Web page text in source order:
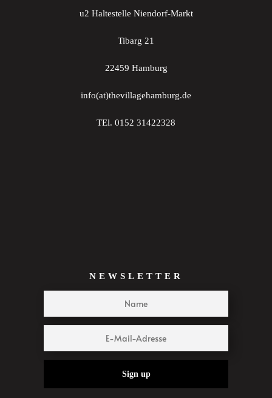
u2 Haltestelle Niendorf-Markt
Tibarg 21
22459 Hamburg
info(at)thevillagehamburg.de
TEl. 0152 31422328
NEWSLETTER
Sign up